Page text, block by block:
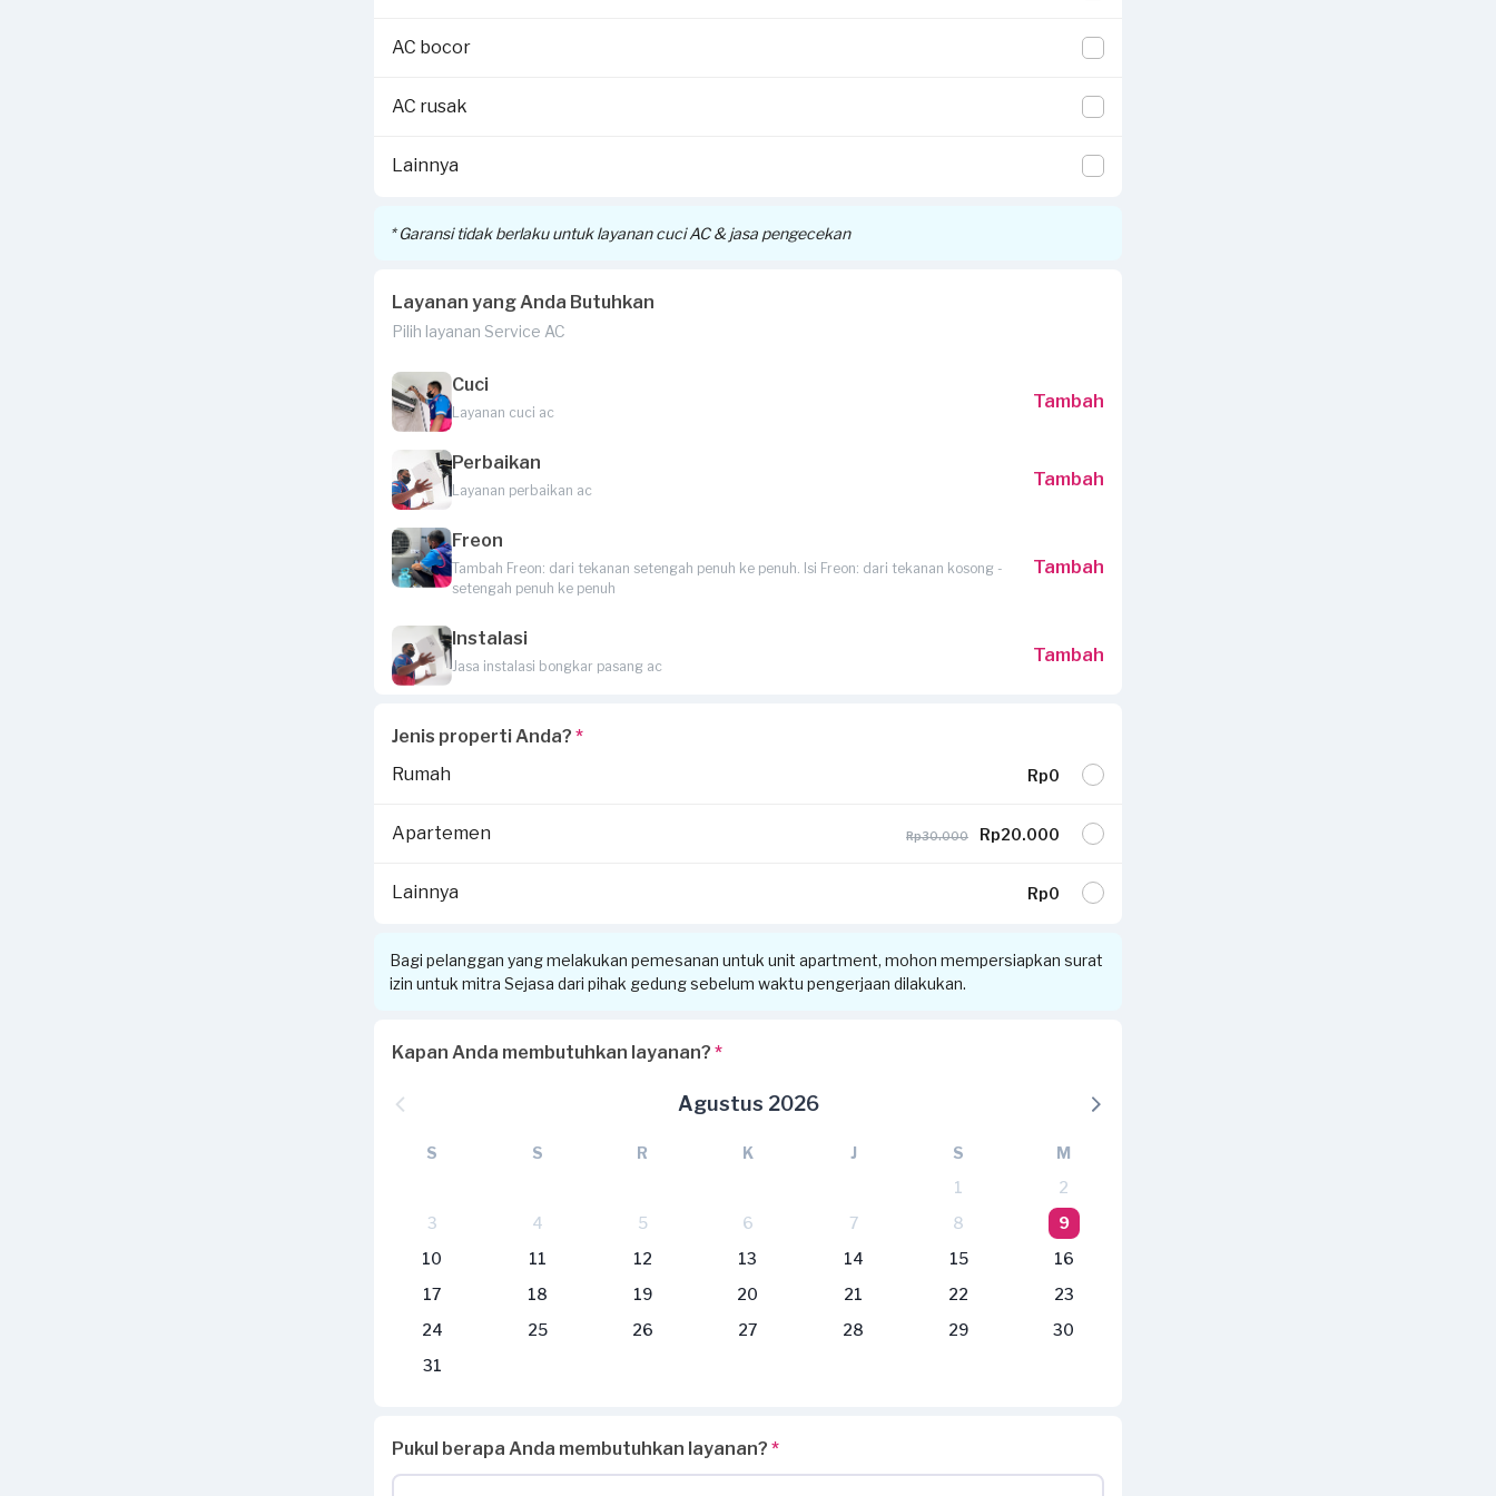
AC bocor
AC rusak
Lainnya
* Garansi tidak berlaku untuk layanan cuci AC & jasa pengecekan
Layanan yang Anda Butuhkan
Pilih layanan Service AC
Cuci
Layanan cuci ac
Tambah
Perbaikan
Layanan perbaikan ac
Tambah
Freon
Tambah Freon: dari tekanan setengah penuh ke penuh. Isi Freon: dari tekanan kosong -
setengah penuh ke penuh
Tambah
Instalasi
Jasa instalasi bongkar pasang ac
Tambah
Jenis properti Anda? *
Rumah
Rp0
Apartemen Rp30.000 Rp20.000
Lainnya Rp0
Bagi pelanggan yang melakukan pemesanan untuk unit apartment, mohon mempersiapkan surat
izin untuk mitra Sejasa dari pihak gedung sebelum waktu pengerjaan dilakukan.
Kapan Anda membutuhkan layanan? *
Agustus 2026
S S R K J S
M
1
2
3
4 5 6 7 8
9
10
11 12 13 14 15
16
17
18 19 20 21 22
23
24
25 26 27 28 29
30
31
Pukul berapa Anda membutuhkan layanan? *